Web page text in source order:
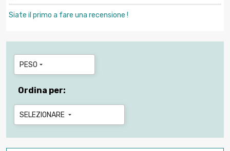
Siate il primo a fare una recensione !
PESO 
Ordina per:
SELEZIONARE 